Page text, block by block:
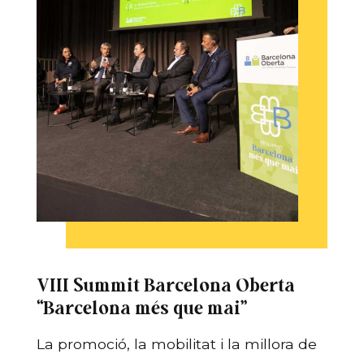
VIII Summit Barcelona Oberta
“Barcelona més que mai”
La promoció, la mobilitat i la millora de